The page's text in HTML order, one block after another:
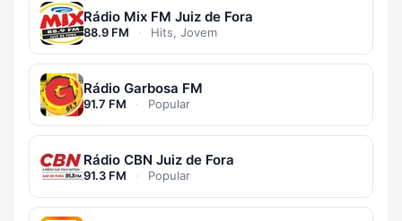
Rádio Mix FM Juiz de Fora
88.9 FM · Hits, Jovem
Rádio Garbosa FM
91.7 FM · Popular
Rádio CBN Juiz de Fora
91.3 FM · Popular